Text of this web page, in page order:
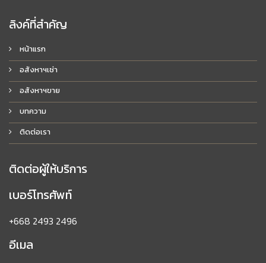
ลิงค์ที่สำคัญ
หน้าแรก
อสังหาฯเช่า
อสังหาฯขาย
บทความ
ติดต่อเรา
ติดต่อผู้ให้บริการ
เบอร์โทรศัพท์
+668 2493 2496
อีเมล